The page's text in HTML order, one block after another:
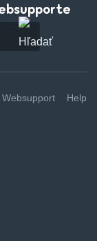
Websupport Help